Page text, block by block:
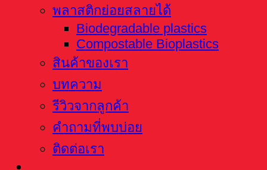
พลาสติกย่อยสลายได้
Biodegradable plastics
Compostable Bioplastics
สินค้าของเรา
บทความ
รีวิวจากลูกค้า
คำถามที่พบบ่อย
ติดต่อเรา